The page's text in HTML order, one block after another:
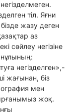
тіл. Яғни
жазу деген
аз
сөйлеу негізіне
негізделген»,-
жағынан, біз
мен
жоқ.